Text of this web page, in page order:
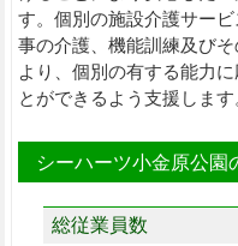
す。個別の施設介護サー
事の介護、機能訓練及び
より、個別の有する能力
とができるよう支援します
シーハーツ小金原公園
総従業員数